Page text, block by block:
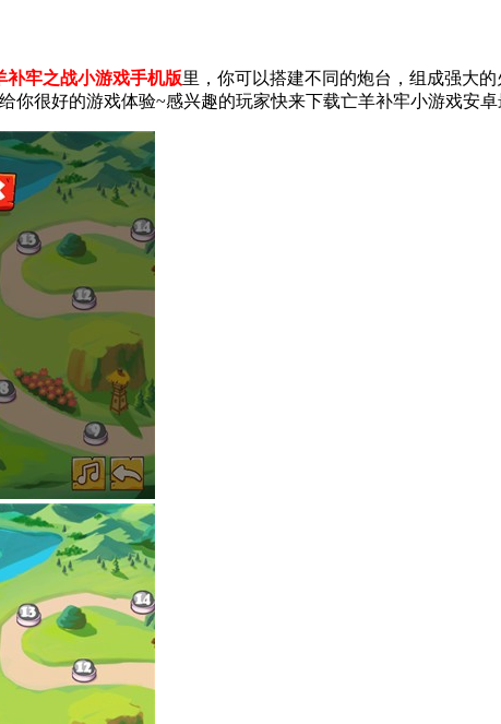
补牢之战小游戏手机版里，你可以搭建不同的炮台，组成强大
很好的游戏体验~感兴趣的玩家快来下载亡羊补牢小游戏安